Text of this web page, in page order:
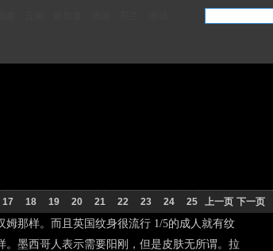
17 18 19 20 21 22 23 24 25 上一页 下一页
那样。而且英国纹身很流行 1/5的成人就有纹
墨西哥人表示需要阳刚，但是皮肤无所谓。拉